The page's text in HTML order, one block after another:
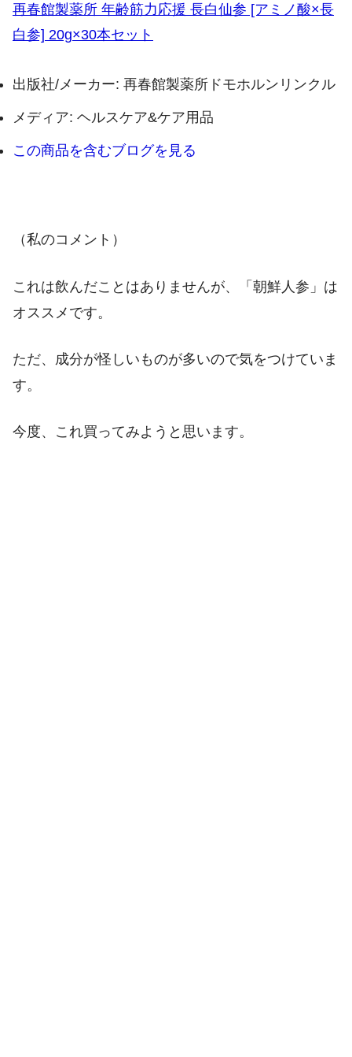
再春館製薬所 年齢筋力応援 長白仙参 [アミノ酸×長
白参] 20g×30本セット
出版社/メーカー: 再春館製薬所ドモホルンリンクル
メディア: ヘルスケア&ケア用品
この商品を含むブログを見る
（私のコメント）
これは飲んだことはありませんが、「朝鮮人参」は
オススメです。
ただ、成分が怪しいものが多いので気をつけていま
す。
今度、これ買ってみようと思います。